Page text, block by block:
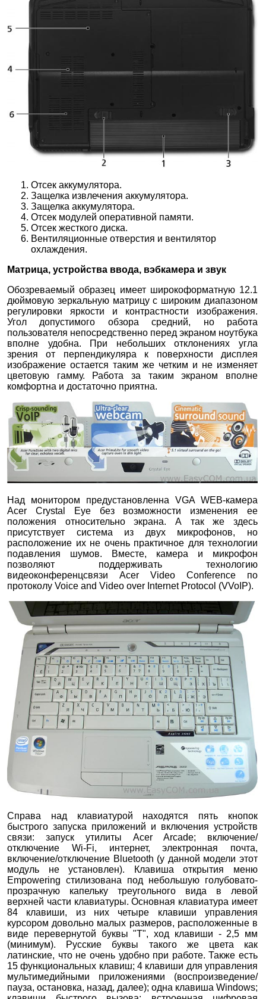
Отсек аккумулятора.
Защелка извлечения аккумулятора.
Защелка аккумулятора.
Отсек модулей оперативной памяти.
Отсек жесткого диска.
Вентиляционные отверстия и вентилятор
охлаждения.
Матрица, устройства ввода, вэбкамера и звук
Обозреваемый образец имеет широкоформатную 12.1
дюймовую зеркальную матрицу с широким диапазоном
регулировки яркости и контрастности изображения.
Угол допустимого обзора средний, но работа
пользователя непосредственно перед экраном ноутбука
вполне удобна. При небольших отклонениях угла
зрения от перпендикуляра к поверхности дисплея
изображение остается таким же четким и не изменяет
цветовую гамму. Работа за таким экраном вполне
комфортна и достаточно приятна.
Над монитором предустановленна VGA WEB-камера
Acer Crystal Eye без возможности изменения ее
положения относительно экрана. А так же здесь
присутствует система из двух микрофонов, но
расположение их не очень практичное для технологии
подавления шумов. Вместе, камера и микрофон
позволяют поддерживать технологию
видеоконференцсвязи Acer Video Conference по
протоколу Voice and Video over Internet Protocol (VVoIP).
Справа над клавиатурой находятся пять кнопок
быстрого запуска приложений и включения устройств
связи: запуск утилиты Acer Arcade; включение/
отключение Wi-Fi, интернет, электронная почта,
включение/отключение Bluetooth (у данной модели этот
модуль не установлен). Клавиша открытия меню
Empowering стилизована под небольшую голубовато-
прозрачную капельку треугольного вида в левой
верхней части клавиатуры. Основная клавиатура имеет
84 клавиши, из них четыре клавиши управления
курсором довольно малых размеров, расположенные в
виде перевернутой буквы "Т", ход клавиши - 2,5 мм
(минимум). Русские буквы такого же цвета как
латинские, что не очень удобно при работе. Также есть
15 функциональных клавиш; 4 клавиши для управления
мультимедийными приложениями (воспроизведение/
пауза, остановка, назад, далее); одна клавиша Windows;